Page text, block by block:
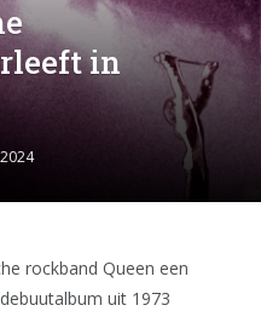
in
2024
rockband Queen een
uit 1973